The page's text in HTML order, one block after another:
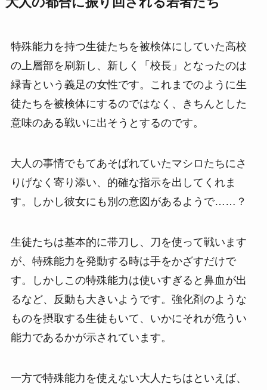
特殊能力を持つ生徒たちを被検体にしていた高校
の上層部を刷新し、新しく「校長」となったのは
緑青という義足の女性です。これまでのように生
徒たちを被検体にするのではなく、きちんとした
意味のある戦いに出そうとするのです。
大人の事情でもてあそばれていたマシロたちにさ
りげなく寄り添い、的確な指示を出してくれま
す。しかし彼女にも別の意図があるようで……？
生徒たちは基本的に帯刀し、刀を使って戦います
が、特殊能力を発動する時は手をかざすだけで
す。しかしこの特殊能力は使いすぎると鼻血が出
るなど、反動も大きいようです。強化剤のような
ものを摂取する生徒もいて、いかにそれが危うい
能力であるかが示されています。
一方で特殊能力を使えない大人たちはといえば、